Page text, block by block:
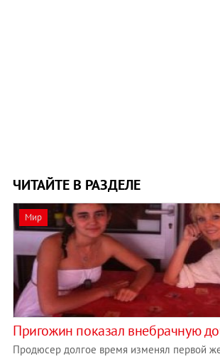
ЧИТАЙТЕ В РАЗДЕЛЕ
Мир
Пригожин показал внебрачную
Продюсер долгое время изменял первой